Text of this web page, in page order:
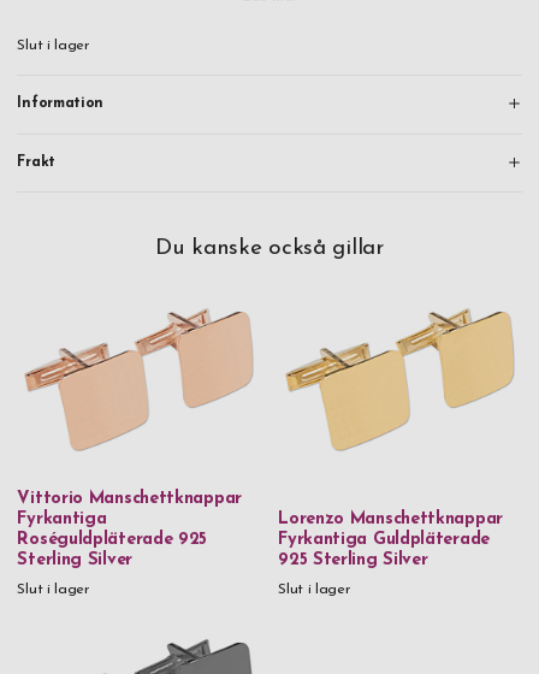
Levereras i en presentask.
Slut i lager
Information
Frakt
Du kanske också gillar
Vittorio Manschettknappar
Fyrkantiga
Roséguldpläterade 925
Sterling Silver
Slut i lager
Lorenzo Manschettknappar
Fyrkantiga Guldpläterade
925 Sterling Silver
Slut i lager